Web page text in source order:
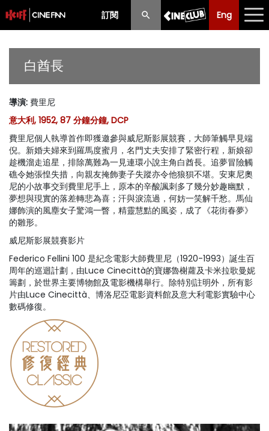
訂閱 Eng
Eng 中文
節目
購票須知
優惠計劃
前期節目
白酋長
導演: 費里尼
意大利, 1952, 87 分鐘分鐘, DCP
費里尼個人執導首作即獲邀參與威尼斯影展競賽，大師筆觸早見端
倪。新婚夫婦來到羅馬度蜜月，名門丈夫安排了緊密行程，新娘卻
趁機溜走追星，排除萬難為一見連環小說主角白酋長。追夢冒險觸
礁令她張惶失措，向親友掩飾妻子失蹤亦令他狼狽不堪。安東尼奧
尼的小故事交到費里尼手上，原本的辛酸諷刺多了幾分妙趣幽默，
夢想與現實的落差轉悲為喜；汗與淚流過，何妨一笑解千愁。馬仙
娜飾演的風塵女子驚鴻一瞥，精靈慧黠的風姿，成了《花街春夢》
的雛形。
威尼斯影展競賽影片
Federico Fellini 100 是紀念電影大師費里尼（1920-1993）誕生百
周年的巡迴計劃，由Luce Cinecittà的寶娜魯榭蘿及卡米拉歌曼妮
籌劃，於世界主要博物館及電影機構舉行。除特別註明外，所有影
片由Luce Cinecittà、博洛尼亞電影資料館及意大利電影實驗中心
數碼修復。